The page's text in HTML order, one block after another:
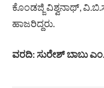
ಕೊಂಡಜ್ಜಿ ವಿಶ್ವನಾಥ್,
ಹಾಜರಿದ್ದರು.
ವರದಿ: ಸುರೇಶ್ ಬಾಬು